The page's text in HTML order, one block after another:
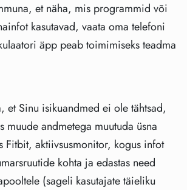
et näha, mis programmid või
kasutavad, vaata oma telefoni
äpp peab toimimiseks teadma
et Sinu isikuandmed ei ole tähtsad,
muude andmetega muutuda üsna
Fitbit, aktiivsusmonitor, kogus infot
kohta ja edastas need
(sageli kasutajate täieliku